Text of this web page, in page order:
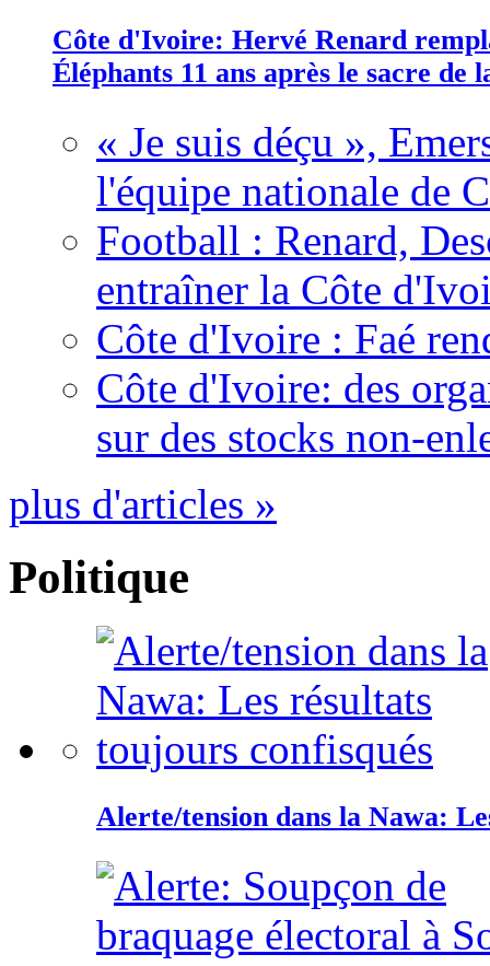
Côte d'Ivoire: Hervé Renard
Éléphants 11 ans après le sacre de
« Je suis déçu »,
l'équipe nationale de
Football : Renard,
entraîner la Côte
Côte d'Ivoire : Faé
Côte d'Ivoire: des
sur des stocks non-
plus d'articles »
Politique
Alerte/tension dans la Nawa: